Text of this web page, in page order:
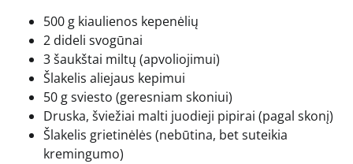
500 g kiaulienos kepenėlių
2 dideli svogūnai
3 šaukštai miltų (apvoliojimui)
Šlakelis aliejaus kepimui
50 g sviesto (geresniam skoniui)
Druska, šviežiai malti juodieji pipirai (pagal skonį)
Šlakelis grietinėlės (nebūtina, bet suteikia
kremingumo)